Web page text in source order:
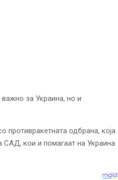
важно за Украина, но и
противракетната одбрана, која
САД, кои и помагаат на Украина